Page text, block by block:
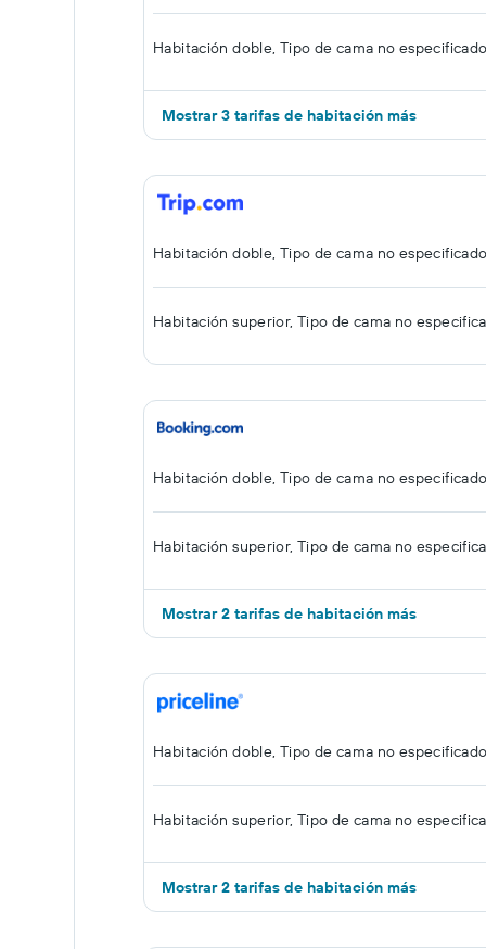
Habitación doble, Tipo de cama no especificado
Mostrar 3 tarifas de habitación más
Habitación doble, Tipo de cama no especificado
Habitación superior, Tipo de cama no
Habitación doble, Tipo de cama no especificado
Habitación superior, Tipo de cama no
Mostrar 2 tarifas de habitación más
Habitación doble, Tipo de cama no especificado
Habitación superior, Tipo de cama no
Mostrar 2 tarifas de habitación más